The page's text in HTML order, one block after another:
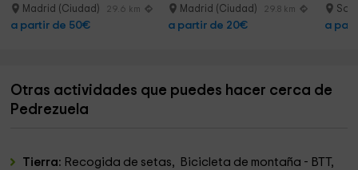
Madrid (Ciudad) 29.6 km
a partir de 50€
Quemada 1h
Madrid (Ciudad) 29.8 km
a partir de 20€ a
Otras actividades que puedes hacer cerca de
Pedrezuela
Tierra: Recogida de setas, Bicicleta de montaña - BTT,